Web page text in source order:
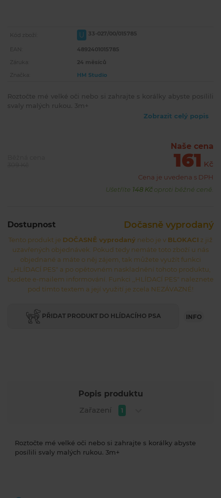
Kód zboží: U 33-027/00/015785
EAN:
4892401015785
Záruka:
24 měsíců
Značka:
HM Studio
Roztočte mé velké oči nebo si zahrajte s korálky abyste posílili
svaly malých rukou. 3m+
Zobrazit celý popis
Naše cena
161 Kč
Cena je uvedena s DPH
Ušetříte 148 Kčoproti běžné ceně.
Dostupnost Dočasně vyprodaný
Tento produkt je DOČASNĚ vyprodaný nebo je v BLOKACI z již
uzavřených objednávek. Pokud tedy nemáte toto zboží u nás
objednané a máte o něj zájem, tak můžete využít funkci
,,HLÍDACÍ PES" a po opětovném naskladnění tohoto produktu,
budete e-mailem informování. Funkci ,,HLÍDACÍ PES" naleznete
pod tímto textem a její využití je zcela NEZÁVAZNÉ!
PŘIDAT PRODUKT DO HLÍDACÍHO PSA INFO
Popis produktu
Zařazení
1
Roztočte mé velké oči nebo si zahrajte s korálky abyste
posílili svaly malých rukou. 3m+